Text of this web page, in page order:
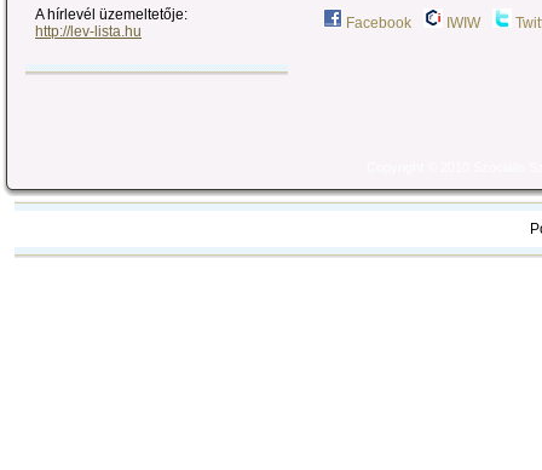
A hírlevél üzemeltetője:
http://lev-lista.hu
Facebook IWIW